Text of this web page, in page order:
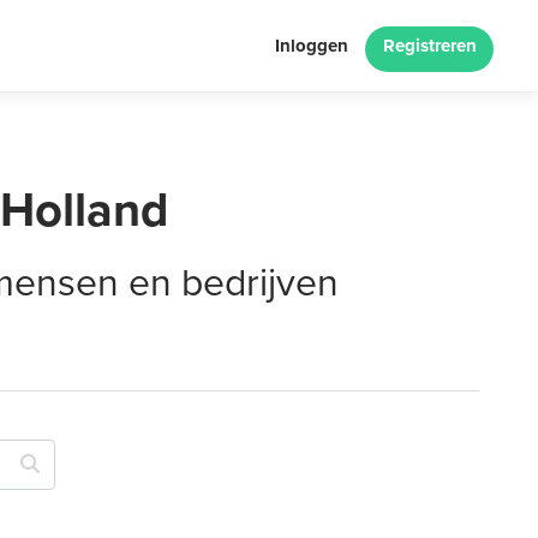
Inloggen Registreren
en bedrijven